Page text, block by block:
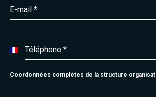
E-mail *
Téléphone *
France
Coordonnées complètes de la structure